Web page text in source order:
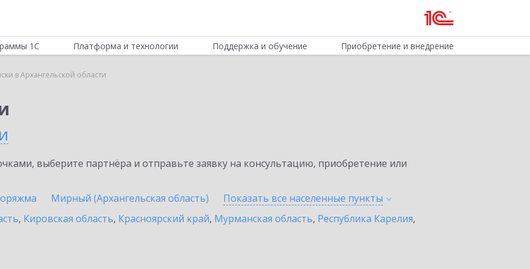
1С Платформа и технологии Поддержка и обучение Приобретение и внедрение
в Архангельской области
выберите партнёра и отправьте заявку на консультацию, приобретение или
Мирный (Архангельская область) Показать все населенные пункты
, Кировская область, Красноярский край, Мурманская область, Республика Карелия,